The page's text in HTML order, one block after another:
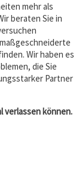
mehr als
beraten Sie in
Wir haben es
die Sie
Partner
verlassen können.